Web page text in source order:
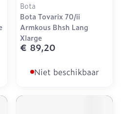
Bota
Bota Tovarix 70/ii
Armkous Bhsh Lang
Xlarge
€ 89,20
Niet beschikbaar